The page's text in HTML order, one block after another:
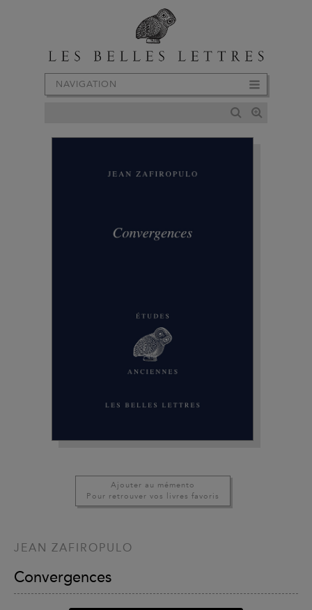
NAVIGATION
Ajouter au mémento
Pour retrouver vos livres favoris
JEAN ZAFIROPULO
Convergences